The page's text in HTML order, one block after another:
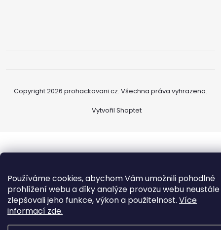
Používáme cookies, abychom Vám umožnili pohodlné
prohlížení webu a díky analýze provozu webu neustále
zlepšovali jeho funkce, výkon a použitelnost. Více
informací zde.
Vytvořil Shoptet
Copyright 2026 prohackovani.cz. Všechna práva vyhrazena.